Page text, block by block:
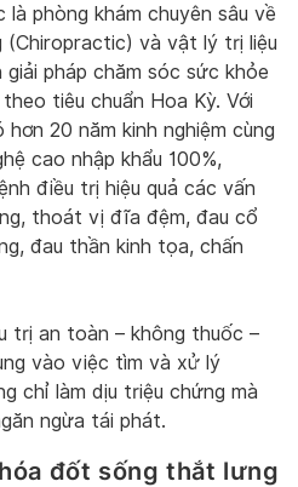
là phòng khám chuyên sâu về
(Chiropractic) và vật lý trị liệu
giải pháp chăm sóc sức khỏe
tiêu chuẩn Hoa Kỳ. Với
20 năm kinh nghiệm cùng
cao nhập khẩu 100%,
điều trị hiệu quả các vấn
thoát vị đĩa đệm, đau cổ
đau thần kinh tọa, chấn
trị an toàn – không thuốc –
vào việc tìm và xử lý
chỉ làm dịu triệu chứng mà
ngừa tái phát.
đốt sống thắt lưng